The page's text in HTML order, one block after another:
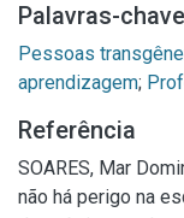
Palavras-chave
Pessoas
aprendizagem;
Referência
SOARES, Mar
não há perigo na